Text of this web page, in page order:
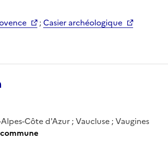
;Casier archéologique
Côte d'Azur ; Vaucluse ; Vaugines